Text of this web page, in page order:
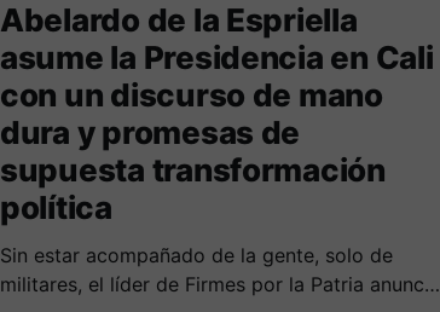
Abelardo de la Espriella
asume la Presidencia en Cali
con un discurso de mano
dura y promesas de
supuesta transformación
política
Sin estar acompañado de la gente, solo de
militares, el líder de Firmes por la Patria anuncia